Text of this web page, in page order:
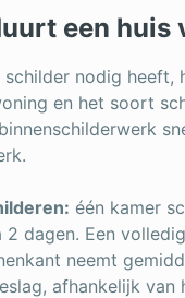
een huis
schilder nodig heeft,
en het soort
één kamer
2 dagen. Een
neemt
afhankelijk van